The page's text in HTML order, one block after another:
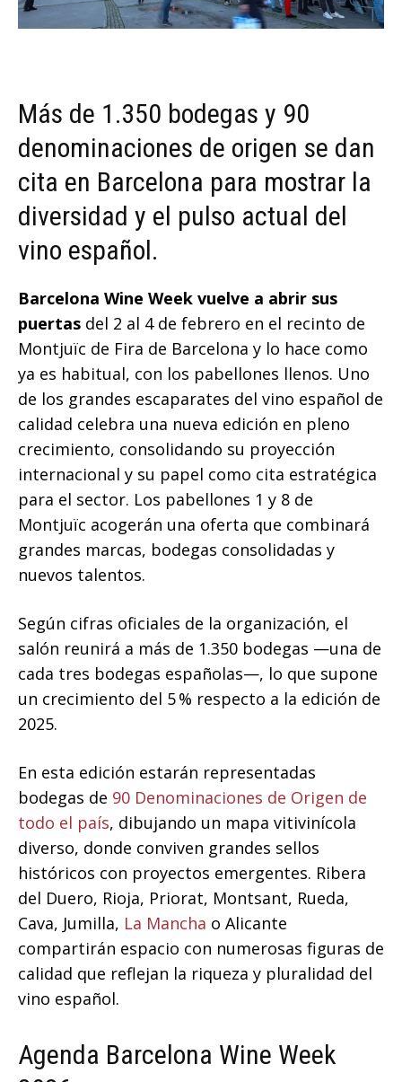
Más de 1.350 bodegas y 90
denominaciones de origen se dan
cita en Barcelona para mostrar la
diversidad y el pulso actual del
vino español.
Barcelona Wine Week vuelve a abrir sus
puertas del 2 al 4 de febrero en el recinto de
Montjuïc de Fira de Barcelona y lo hace como
ya es habitual, con los pabellones llenos. Uno
de los grandes escaparates del vino español de
calidad celebra una nueva edición en pleno
crecimiento, consolidando su proyección
internacional y su papel como cita estratégica
para el sector. Los pabellones 1 y 8 de
Montjuïc acogerán una oferta que combinará
grandes marcas, bodegas consolidadas y
nuevos talentos.
Según cifras oficiales de la organización, el
salón reunirá a más de 1.350 bodegas —una de
cada tres bodegas españolas—, lo que supone
un crecimiento del 5 % respecto a la edición de
2025.
En esta edición estarán representadas
bodegas de 90 Denominaciones de Origen de
todo el país, dibujando un mapa vitivinícola
diverso, donde conviven grandes sellos
históricos con proyectos emergentes. Ribera
del Duero, Rioja, Priorat, Montsant, Rueda,
Cava, Jumilla, La Mancha o Alicante
compartirán espacio con numerosas figuras de
calidad que reflejan la riqueza y pluralidad del
vino español.
Agenda Barcelona Wine Week